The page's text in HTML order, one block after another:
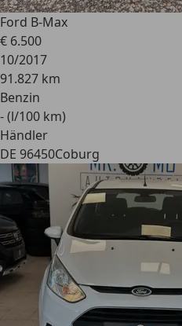
Ford B-Max
€ 6.500
10/2017
91.827 km
Benzin
- (l/100 km)
Händler
DE 96450Coburg